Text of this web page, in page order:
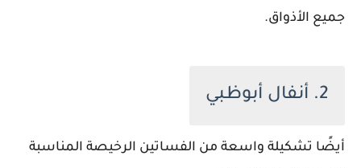
جميع الأذواق.
2. أنفال أبوظبي
أيضًا تشكيلة واسعة من الفساتين الرخيصة المناسبة